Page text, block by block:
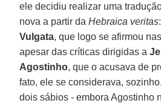
ele decidiu realizar uma
nova a partir daHebraica veritas
Vulgata, que logo se afirmou nas
apesar das críticas dirigidas a
Agostinho, que o acusava de
fato, ele se considerava,
dois sábios - embora Agostinho